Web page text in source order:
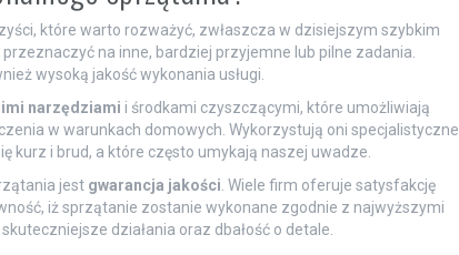
które warto rozważyć, zwłaszcza w dzisiejszym szybkim
na inne, bardziej przyjemne lub pilne zadania.
wysoką jakość wykonania usługi.
narzędziami i środkami czyszczącymi, które umożliwiają
w warunkach domowych. Wykorzystują oni specjalistyczne
kurz i brud, a które często umykają naszej uwadze.
jest gwarancja jakości . Wiele firm oferuje satysfakcję
iż sprzątanie zostanie wykonane zgodnie z najwyższymi
działania oraz dbałość o detale.